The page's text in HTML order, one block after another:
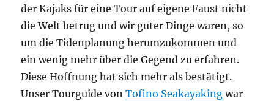
der Kajaks für eine Tour auf eigene Faust nicht
die Welt betrug und wir guter Dinge waren, so
um die Tidenplanung herumzukommen und
ein wenig mehr über die Gegend zu erfahren.
Diese Hoffnung hat sich mehr als bestätigt.
Unser Tourguide vonTofino Seakayaking war